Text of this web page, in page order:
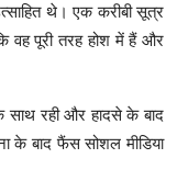
थे। एक करीबी सूत्र
वह पूरी तरह होश में हैं और
साथ रही और हादसे के बाद
के बाद फैंस सोशल मीडिया